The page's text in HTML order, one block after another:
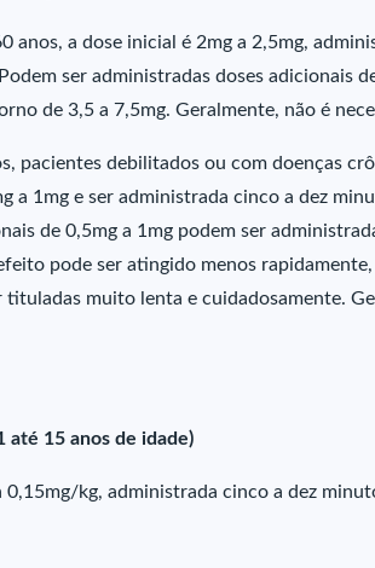
anos, a dose inicial é 2mg a 2,5mg,
ser administradas doses adicionais
de 3,5 a 7,5mg. Geralmente, não é
pacientes debilitados ou com doenças
a 1mg e ser administrada cinco a dez
de 0,5mg a 1mg podem ser
pode ser atingido menos
tituladas muito lenta e cuidadosamente.
até 15 anos de idade)
0,15mg/kg, administrada cinco a dez